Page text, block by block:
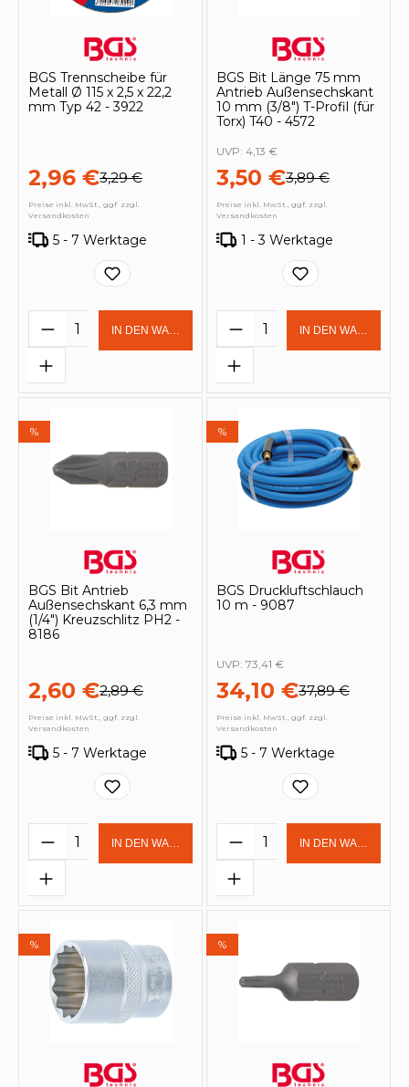
BGS Trennscheibe für
Metall Ø 115 x 2,5 x 22,2
mm Typ 42 - 3922
2,96 €3,29 €
Preise inkl. MwSt., ggf. zzgl.
Versandkosten
5 - 7 Werktage
Produkt Anzahl: Gib den
IN DEN WARENKORB
BGS Bit Länge 75 mm
Antrieb Außensechskant
10 mm (3/8") T-Profil (für
Torx) T40 - 4572
3,50 €3,89 €
UVP: 4,13 €
Preise inkl. MwSt., ggf. zzgl.
Versandkosten
1 - 3 Werktage
Produkt Anzahl:
IN DEN
%
BGS Bit Antrieb
Außensechskant 6,3 mm
(1/4") Kreuzschlitz PH2 -
8186
2,60 €2,89 €
Preise inkl. MwSt., ggf. zzgl.
Versandkosten
5 - 7 Werktage
Produkt Anzahl: Gib den
IN DEN WARENKORB
%
BGS Druckluftschlauch
10 m - 9087
34,10 €37,89 €
UVP: 73,41 €
Preise inkl. MwSt., ggf. zzgl.
Versandkosten
5 - 7 Werktage
Produkt Anzahl:
IN DEN
% %